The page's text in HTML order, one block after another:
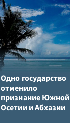
Одно государство
отменило
признание Южной
Осетии и Абхазии